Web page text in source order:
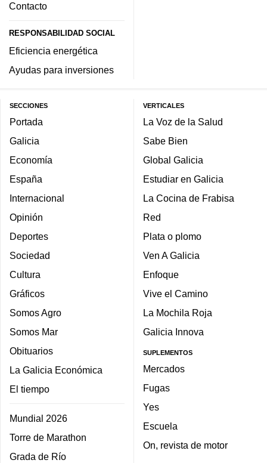
Contacto
RESPONSABILIDAD SOCIAL
Eficiencia energética
Ayudas para inversiones
SECCIONES
Portada
Galicia
Economía
España
Internacional
Opinión
Deportes
Sociedad
Cultura
Gráficos
Somos Agro
Somos Mar
Obituarios
La Galicia Económica
El tiempo
Mundial 2026
Torre de Marathon
Grada de Río
VERTICALES
La Voz de la Salud
Sabe Bien
Global Galicia
Estudiar en Galicia
La Cocina de Frabisa
Red
Plata o plomo
Ven A Galicia
Enfoque
Vive el Camino
La Mochila Roja
Galicia Innova
SUPLEMENTOS
Mercados
Fugas
Yes
Escuela
On, revista de motor